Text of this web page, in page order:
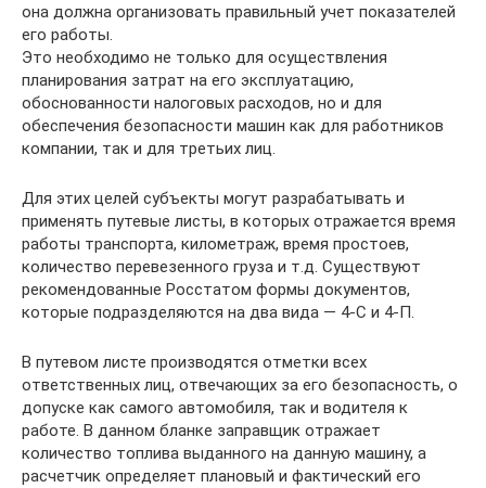
она должна организовать правильный учет показателей
его работы.
Это необходимо не только для осуществления
планирования затрат на его эксплуатацию,
обоснованности налоговых расходов, но и для
обеспечения безопасности машин как для работников
компании, так и для третьих лиц.
Для этих целей субъекты могут разрабатывать и
применять путевые листы, в которых отражается время
работы транспорта, километраж, время простоев,
количество перевезенного груза и т.д. Существуют
рекомендованные Росстатом формы документов,
которые подразделяются на два вида — 4-С и 4-П.
В путевом листе производятся отметки всех
ответственных лиц, отвечающих за его безопасность, о
допуске как самого автомобиля, так и водителя к
работе. В данном бланке заправщик отражает
количество топлива выданного на данную машину, а
расчетчик определяет плановый и фактический его